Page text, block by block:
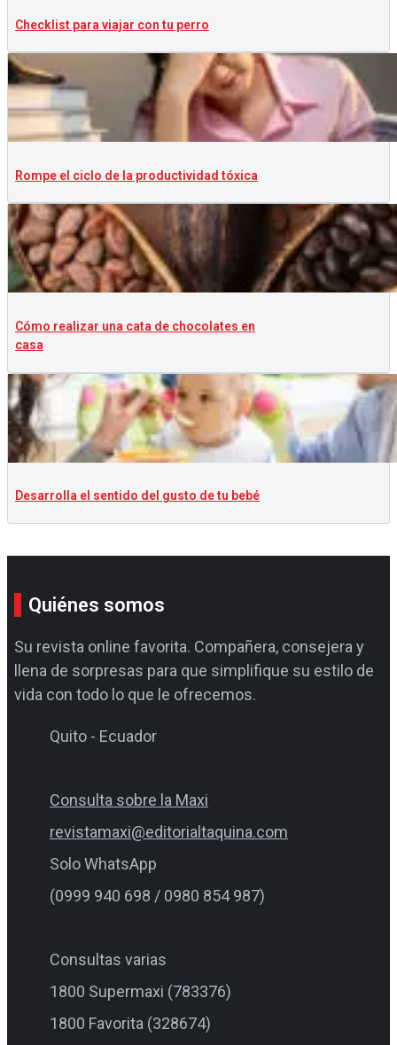
Checklist para viajar con tu perro
Rompe el ciclo de la productividad tóxica
Cómo realizar una cata de chocolates en
casa
Desarrolla el sentido del gusto de tu bebé
Quiénes somos
Su revista online favorita. Compañera, consejera y
llena de sorpresas para que simplifique su estilo de
vida con todo lo que le ofrecemos.
Quito - Ecuador
Consulta sobre la Maxi
revistamaxi@editorialtaquina.com
Solo WhatsApp
(0999 940 698 / 0980 854 987)
Consultas varias
1800 Supermaxi (783376)
1800 Favorita (328674)